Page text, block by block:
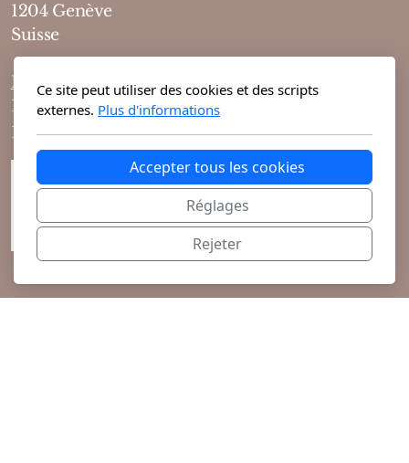
1204 Genève
Suisse
Horaires d'ouvertures :
10h-19h du lundi au vendredi
10h-18h le samedi
Ce site peut utiliser des cookies et des scripts
externes. Plus d'informations
Accepter tous les cookies
Réglages
Rejeter
Pour Elle
Mixte
Bougies
Diffuseurs
Cosmétiques